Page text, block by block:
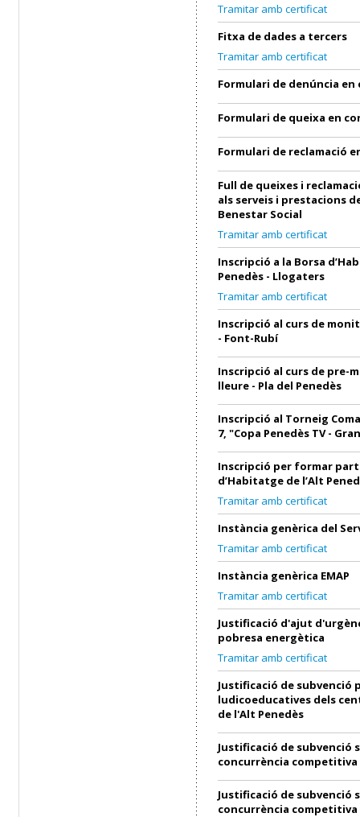
Tramitar amb certificat
Fitxa de dades a tercers
Tramitar amb certificat
Formulari de denúncia en
Formulari de queixa en
Formulari de reclamació
Full de queixes i
als serveis i prestacions
Benestar Social
Tramitar amb certificat
Inscripció a la Borsa
Penedès - Llogaters
Tramitar amb certificat
Inscripció al curs de
- Font-Rubí
Inscripció al curs de pre-
lleure - Pla del Penedès
Inscripció al Torneig
7, "Copa Penedès TV -
Inscripció per formar part
d’Habitatge de l’Alt
Tramitar amb certificat
Instància genèrica del
Tramitar amb certificat
Instància genèrica EMAP
Tramitar amb certificat
Justificació d'ajut
pobresa energètica
Tramitar amb certificat
Justificació de subvenció
ludicoeducatives dels
de l'Alt Penedès
Justificació de subvenció
concurrència competitiva
Justificació de subvenció
concurrència competitiva